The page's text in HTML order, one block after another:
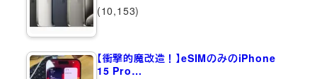
(10,153)
【衝撃的魔改造！】eSIMのみのiPhone
15 Pro…